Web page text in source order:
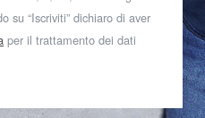
su “Iscriviti” dichiaro di aver
per il trattamento dei dati